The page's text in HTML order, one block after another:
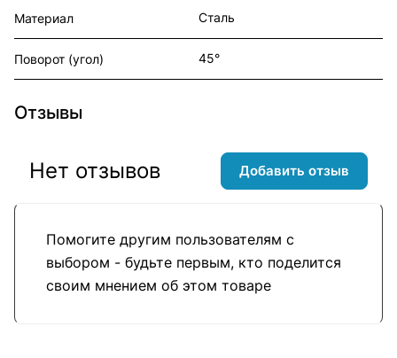
Материал Сталь
Поворот (угол) 45°
Отзывы
Помогите другим пользователям с
выбором - будьте первым, кто поделится
своим мнением об этом товаре
Нет отзывов Добавить отзыв